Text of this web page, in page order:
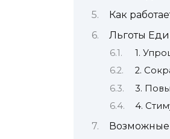
Как
Льготы
1.
2.
3.
4.
Возможные